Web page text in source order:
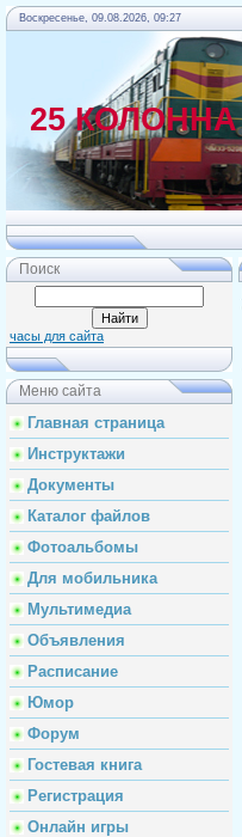
Воскресенье, 09.08.2026, 09:27
25 КОЛОННА
Поиск
часы для сайта
Меню сайта
Главная страница
Инструктажи
Документы
Каталог файлов
Фотоальбомы
Для мобильника
Мультимедиа
Объявления
Расписание
Юмор
Форум
Гостевая книга
Регистрация
Онлайн игры